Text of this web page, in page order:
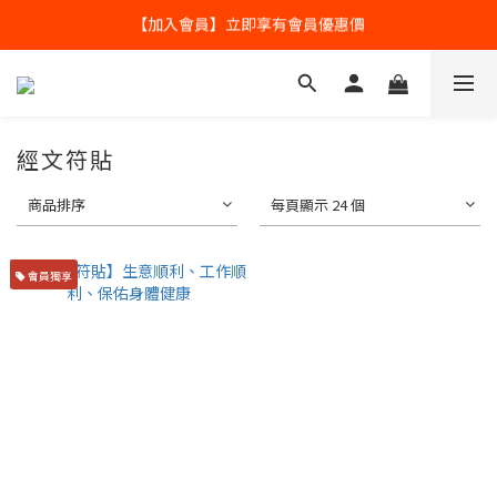
全球寄送【免運優惠】台灣請供滿2000NT免運寄送
【加入會員】立即享有會員優惠價
全球寄送【免運優惠】台灣請供滿2000NT免運寄送
經文符貼
商品排序 每頁顯示 24 個
會員獨享